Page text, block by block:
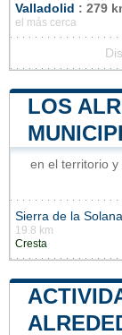
Valladolid : 279
el más cerca
LOS
en el territorio
Sierra de la Solana
19.8 km
Cresta